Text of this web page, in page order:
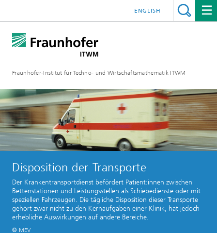
Fraunhofer-Institut für Techno- und Wirtschaftsmathematik ITWM
ENGLISH
Disposition der Transporte
Der Krankentransportdienst befördert Patient:innen zwischen
Bettenstationen und Leistungsstellen als Schiebedienste oder mit
speziellen Fahrzeugen. Die tägliche Disposition dieser Transporte
gehört zwar nicht zu den Kernaufgaben einer Klinik, hat jedoch
erhebliche Auswirkungen auf andere Bereiche.
© MEV